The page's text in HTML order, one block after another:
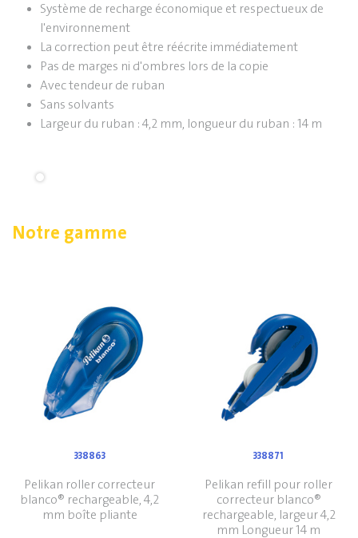
Système de recharge économique et respectueux de
l'environnement
La correction peut être réécrite immédiatement
Pas de marges ni d'ombres lors de la copie
Avec tendeur de ruban
Sans solvants
Largeur du ruban : 4,2 mm, longueur du ruban : 14 m
Notre gamme
338863
Pelikan roller correcteur
blanco® rechargeable, 4,2
mm boîte pliante
338871
Pelikan refill pour roller
correcteur blanco®
rechargeable, largeur 4,2
mm Longueur 14 m